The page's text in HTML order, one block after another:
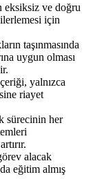
eksiksiz ve doğru
için
taşınmasında
uygun olması
yalnızca
riayet
sürecinin her
alacak
eğitim almış